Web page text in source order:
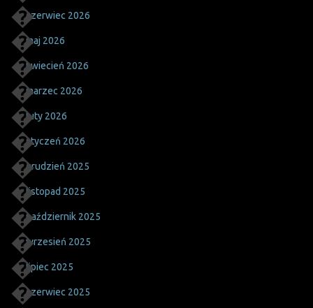
czerwiec 2026
maj 2026
kwiecień 2026
marzec 2026
luty 2026
styczeń 2026
grudzień 2025
listopad 2025
październik 2025
wrzesień 2025
lipiec 2025
czerwiec 2025